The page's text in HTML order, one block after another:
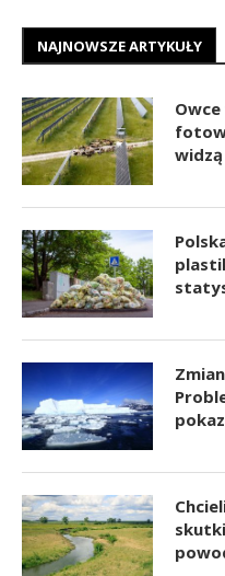
NAJNOWSZE ARTYKUŁY